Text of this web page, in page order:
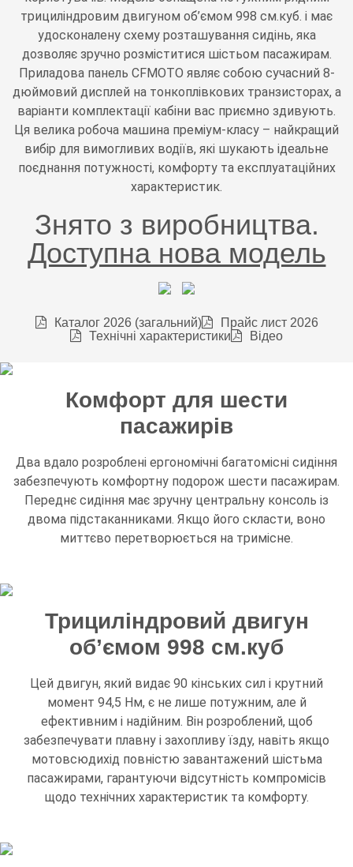
трициліндровим двигуном об’ємом 998 см.куб. і має
удосконалену схему розташування сидінь, яка
дозволяє зручно розміститися шістьом пасажирам.
Приладова панель CFMOTO являє собою сучасний 8-
дюймовий дисплей на тонкоплівкових транзисторах, а
варіанти комплектації кабіни вас приємно здивують.
Ця велика робоча машина преміум-класу – найкращий
вибір для вимогливих водіїв, які шукають ідеальне
поєднання потужності, комфорту та експлуатаційних
характеристик.
Знято з виробництва.
Доступна нова модель
Каталог 2026 (загальний)
Прайс лист 2026
Технічні характеристики
Відео
Комфорт для шести
пасажирів
Два вдало розроблені ергономічні багатомісні сидіння
забезпечують комфортну подорож шести пасажирам.
Переднє сидіння має зручну центральну консоль із
двома підстаканниками. Якщо його скласти, воно
миттєво перетворюється на тримісне.
Трициліндровий двигун
об’ємом 998 см.куб
Цей двигун, який видає 90 кінських сил і крутний
момент 94,5 Нм, є не лише потужним, але й
ефективним і надійним. Він розроблений, щоб
забезпечувати плавну і захопливу їзду, навіть якщо
мотовсюдихід повністю завантажений шістьма
пасажирами, гарантуючи відсутність компромісів
щодо технічних характеристик та комфорту.